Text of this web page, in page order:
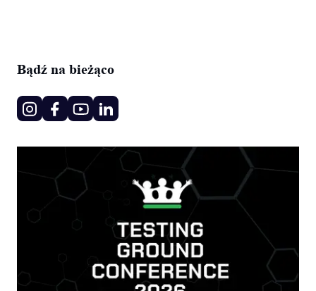
Bądź na bieżąco